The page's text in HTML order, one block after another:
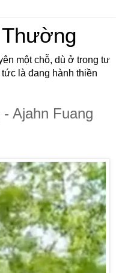
một chỗ, dù ở trong tư
là đang hành thiền
Ajahn Fuang